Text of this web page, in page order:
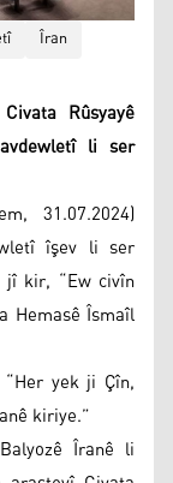
Îran
Rûsyayê
li ser
31.07.2024)
îşev li ser
jî kir, “Ew civîn
Hemasê Îsmaîl
yek ji Çîn,
kiriye.”
Îranê li